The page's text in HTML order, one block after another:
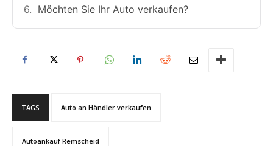
Möchten Sie Ihr Auto verkaufen?
TAGS Auto an Händler verkaufen
Autoankauf Remscheid